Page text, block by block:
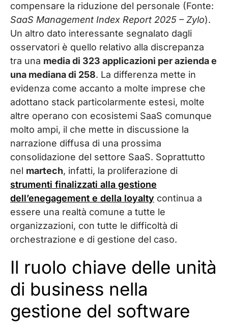
compensare la riduzione del personale (Fonte:
SaaS Management Index Report 2025 – Zylo).
Un altro dato interessante segnalato dagli
osservatori è quello relativo alla discrepanza
tra una media di 323 applicazioni per azienda e
una mediana di 258. La differenza mette in
evidenza come accanto a molte imprese che
adottano stack particolarmente estesi, molte
altre operano con ecosistemi SaaS comunque
molto ampi, il che mette in discussione la
narrazione diffusa di una prossima
consolidazione del settore SaaS. Soprattutto
nel martech, infatti, la proliferazione di
strumenti finalizzati alla gestione
dell’enegagement e della loyalty continua a
essere una realtà comune a tutte le
organizzazioni, con tutte le difficoltà di
orchestrazione e di gestione del caso.
Il ruolo chiave delle unità
di business nella
gestione del software